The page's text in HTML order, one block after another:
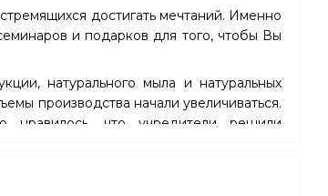
достигать мечтаний. Именно
и подарков для того, чтобы Вы
натурального мыла и натуральных
производства начали увеличиваться.
нравилось, что учредители решили